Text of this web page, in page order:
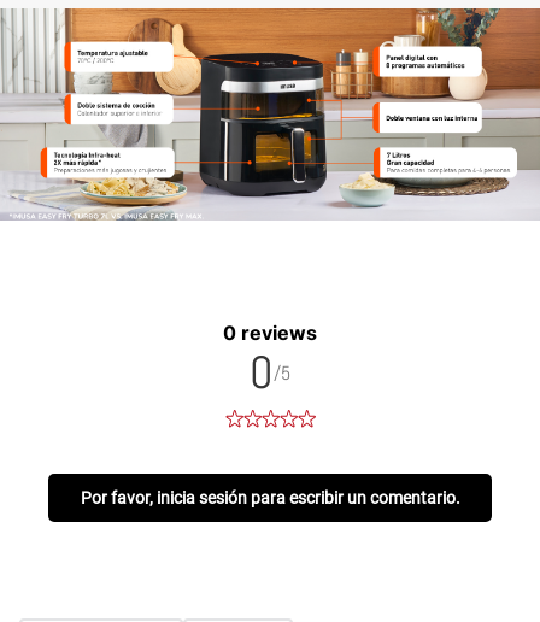
0 reviews
0/5
Por favor, inicia sesión para escribir un comentario.